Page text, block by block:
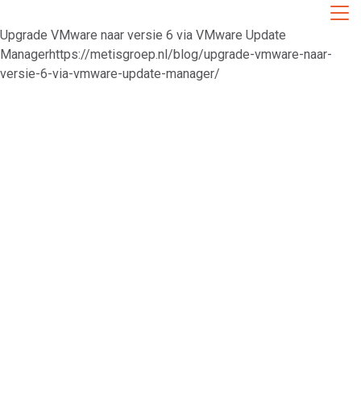
Upgrade VMware naar versie 6 via VMware Update
Managerhttps://metisgroep.nl/blog/upgrade-vmware-naar-
versie-6-via-vmware-update-manager/